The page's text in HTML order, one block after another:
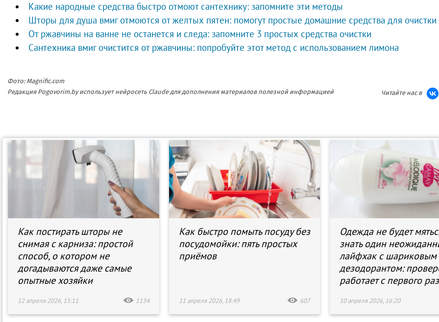
Какие народные средства быстро отмоют сантехнику: запомните эти методы
Шторы для душа вмиг отмоются от желтых пятен: помогут простые домашние средства для очистки
От ржавчины на ванне не останется и следа: запомните 3 простых средства очистки
Сантехника вмиг очистится от ржавчины: попробуйте этот метод с использованием лимона
Фото: Magnific.com
Редакция Pogovorim.by использует нейросеть Claude для дополнения материалов полезной информацией
Читайте нас в
Как постирать шторы не
снимая с карниза: простой
способ, о котором не
догадываются даже самые
опытные хозяйки
12 апреля 2026, 15:11 1134
Как быстро помыть посуду без
посудомойки: пять простых
приёмов
11 апреля 2026, 18:49 607
Одежда не будет
знать один
лайфхак с шариковым
дезодорантом:
работает с первого
10 апреля 2026, 16:20